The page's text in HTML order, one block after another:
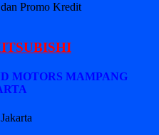
Promo Kredit
MOTORS MAMPANG